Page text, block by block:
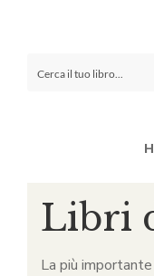
Libri
La più